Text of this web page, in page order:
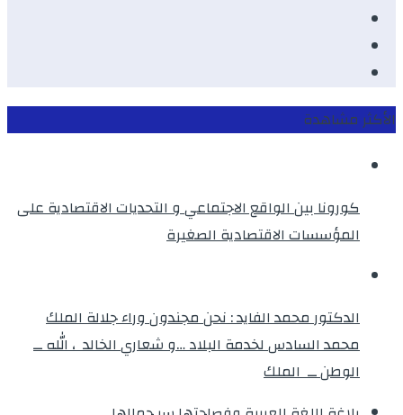
الأكثر مشاهدة
كورونا بين الواقع الاجتماعي و التحديات الاقتصادية على
المؤسسات الاقتصادية الصغيرة
الدكتور محمد الفايد : نحن مجندون وراء جلالة الملك
محمد السادس لخدمة البلاد …و شعاري الخالد ، الله ــ
الوطن ــ الملك